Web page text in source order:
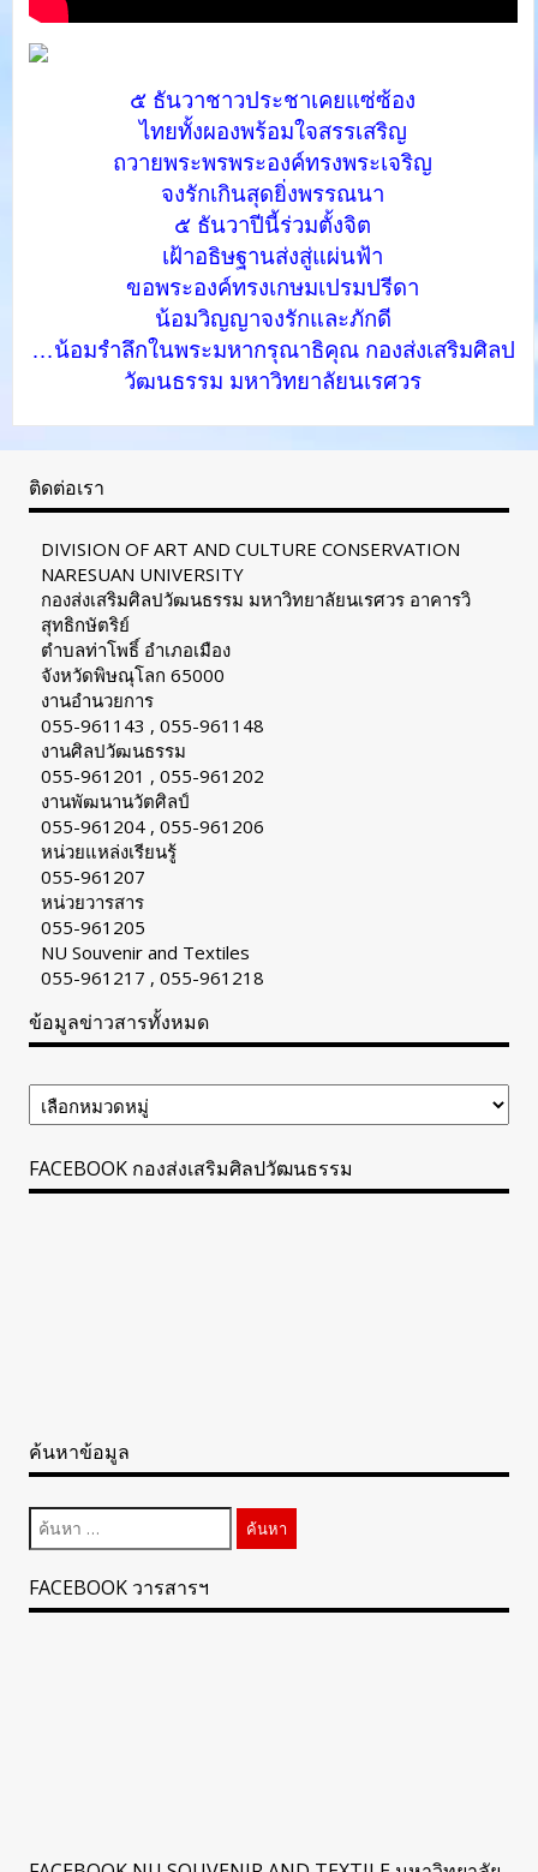
๕ ธันวาชาวประชาเคยแซ่ซ้อง
ไทยทั้งผองพร้อมใจสรรเสริญ
ถวายพระพรพระองค์ทรงพระเจริญ
จงรักเกินสุดยิ่งพรรณนา
๕ ธันวาปีนี้ร่วมตั้งจิต
เฝ้าอธิษฐานส่งสู่แผ่นฟ้า
ขอพระองค์ทรงเกษมเปรมปรีดา
น้อมวิญญาจงรักและภักดี
…น้อมรำลึกในพระมหากรุณาธิคุณ กองส่งเสริมศิลป
วัฒนธรรม มหาวิทยาลัยนเรศวร
ติดต่อเรา
DIVISION OF ART AND CULTURE CONSERVATION
NARESUAN UNIVERSITY
กองส่งเสริมศิลปวัฒนธรรม มหาวิทยาลัยนเรศวร อาคารวิ
สุทธิกษัตริย์
ตำบลท่าโพธิ์ อำเภอเมือง
จังหวัดพิษณุโลก 65000
งานอำนวยการ
055-961143 , 055-961148
งานศิลปวัฒนธรรม
055-961201 , 055-961202
งานพัฒนานวัตศิลป์
055-961204 , 055-961206
หน่วยแหล่งเรียนรู้
055-961207
หน่วยวารสาร
055-961205
NU Souvenir and Textiles
055-961217 , 055-961218
ข้อมูลข่าวสารทั้งหมด
ข้อมูล
ข่าวสาร
FACEBOOK กองส่งเสริมศิลปวัฒนธรรม
ค้นหาข้อมูล
ค้นหา
สำหรับ:
FACEBOOK วารสารฯ